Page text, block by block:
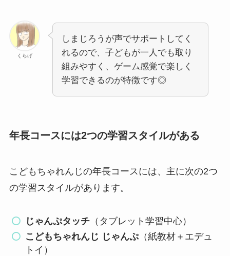
くらげ
しまじろうが声でサポートしてく
れるので、子どもが一人でも取り
組みやすく、ゲーム感覚で楽しく
学習できるのが特徴です◎
年長コースには2つの学習スタイルがある
こどもちゃれんじの年長コースには、主に次の2つ
の学習スタイルがあります。
じゃんぷタッチ （タブレット学習中心）
こどもちゃれんじ じゃんぷ（紙教材＋エデュ
トイ）